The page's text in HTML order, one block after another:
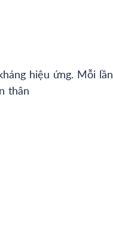
hiệu ứng. Mỗi lần
thân